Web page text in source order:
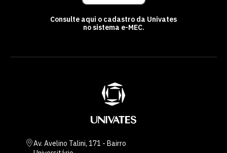
Consulte aqui o cadastro da Univates
no sistema e-MEC.
Av. Avelino Talini, 171 - Bairro